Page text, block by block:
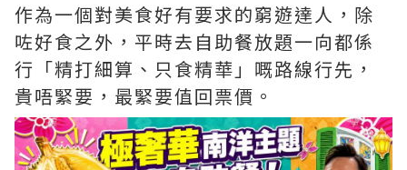
作為一個對美食好有要求的窮遊達人，除
咗好食之外，平時去自助餐放題一向都係
行「精打細算、只食精華」嘅路線行先，
貴唔緊要，最緊要值回票價。